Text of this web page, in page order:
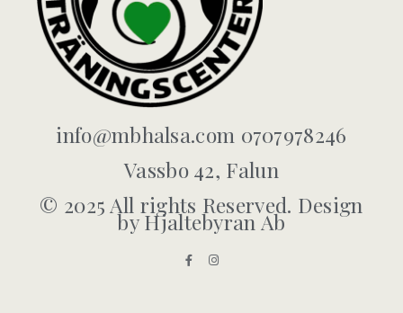
info@mbhalsa.com 0707978246
Vassbo 42, Falun
© 2025 All rights Reserved. Design
by Hjaltebyran Ab